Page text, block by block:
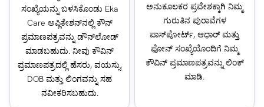
ಸಂಖ್ಯೆಯನ್ನು ಬಳಸಿಕೊಂಡು Eka
Care ಅಪ್ಲಿಕೇಶನ್‌ನಲ್ಲಿ ಕೌನ್
ಪ್ರಮಾಣಪತ್ರವನ್ನು ಡೌನ್‌ಲೋಡ್
ಮಾಡಬಹುದು. ನೀವು ಕೌವಿನ್
ಪ್ರಮಾಣಪತ್ರದಲ್ಲಿ ಹೆಸರು, ವಯಸ್ಸು,
DOB ಮತ್ತು ಲಿಂಗವನ್ನು ಸಹ
ನವೀಕರಿಸಬಹುದು.
ಅನುಕೂಲಕರ ಪ್ರವೇಶಕ್ಕಾಗಿ ನಿಮ್ಮ
ಗುರುತಿನ ಪುರಾವೆಗಳ
ಪಾಸ್‌ಪೋರ್ಟ್, ಆಧಾರ್ ಮತ್ತು
ಫೋನ್ ಸಂಖ್ಯೆಯೊಂದಿಗೆ ನಿಮ್ಮ
ಕೌವಿನ್ ಪ್ರಮಾಣಪತ್ರವನ್ನು ಲಿಂಕ್
ಮಾಡಿ.